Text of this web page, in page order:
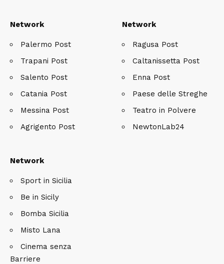
Network
Palermo Post
Trapani Post
Salento Post
Catania Post
Messina Post
Agrigento Post
Network
Ragusa Post
Caltanissetta Post
Enna Post
Paese delle Streghe
Teatro in Polvere
NewtonLab24
Network
Sport in Sicilia
Be in Sicily
Bomba Sicilia
Misto Lana
Cinema senza
Barriere